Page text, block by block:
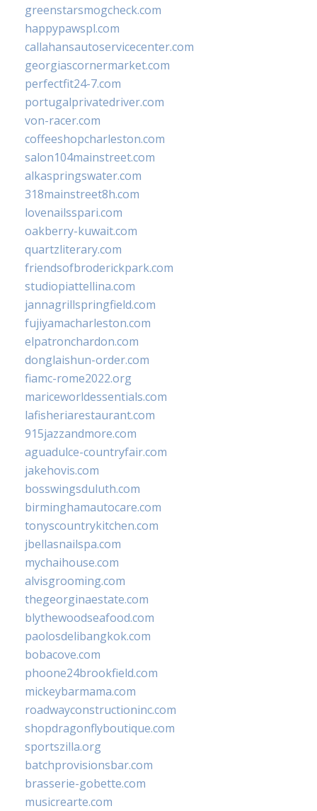
greenstarsmogcheck.com
happypawspl.com
callahansautoservicecenter.com
georgiascornermarket.com
perfectfit24-7.com
portugalprivatedriver.com
von-racer.com
coffeeshopcharleston.com
salon104mainstreet.com
alkaspringswater.com
318mainstreet8h.com
lovenailsspari.com
oakberry-kuwait.com
quartzliterary.com
friendsofbroderickpark.com
studiopiattellina.com
jannagrillspringfield.com
fujiyamacharleston.com
elpatronchardon.com
donglaishun-order.com
fiamc-rome2022.org
mariceworldessentials.com
lafisheriarestaurant.com
915jazzandmore.com
aguadulce-countryfair.com
jakehovis.com
bosswingsduluth.com
birminghamautocare.com
tonyscountrykitchen.com
jbellasnailspa.com
mychaihouse.com
alvisgrooming.com
thegeorginaestate.com
blythewoodseafood.com
paolosdelibangkok.com
bobacove.com
phoone24brookfield.com
mickeybarmama.com
roadwayconstructioninc.com
shopdragonflyboutique.com
sportszilla.org
batchprovisionsbar.com
brasserie-gobette.com
musicrearte.com